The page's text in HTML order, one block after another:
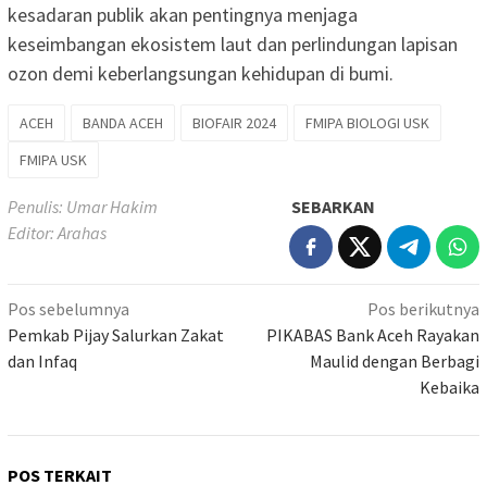
kesadaran publik akan pentingnya menjaga
keseimbangan ekosistem laut dan perlindungan lapisan
ozon demi keberlangsungan kehidupan di bumi.
ACEH BANDA ACEH BIOFAIR 2024
FMIPA BIOLOGI USK
FMIPA USK
Penulis: Umar Hakim
Editor: Arahas
SEBARKAN
Navigasi
pos
Pos sebelumnya
Pemkab Pijay Salurkan Zakat
dan Infaq
Pos berikutnya
PIKABAS Bank Aceh Rayakan
Maulid dengan Berbagi
Kebaika
POS TERKAIT